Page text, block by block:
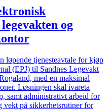
og
løpende tjenesteavtale for kjøp
(EPJ) til Sandnes Legevakt
med en maksimal
Løsningen skal ivareta
samt administrativt arbeid for
vekt på sikkerhetsrutiner for